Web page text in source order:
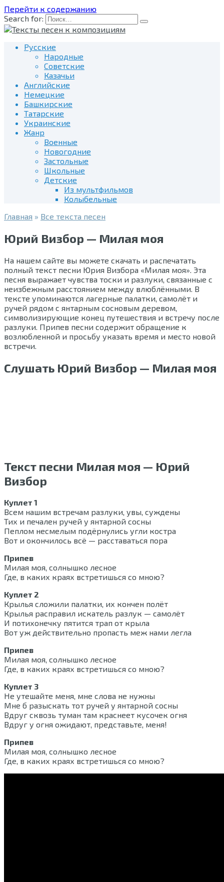
Перейти к содержанию
Search for:
Русские
Народные
Советские
Казачьи
Английские
Немецкие
Башкирские
Татарские
Украинские
Жанр
Военные
Новогодние
Застольные
Школьные
Детские
Из мультфильмов
Колыбельные
Главная » Все текста песен
Юрий Визбор — Милая моя
На нашем сайте вы можете скачать и распечатать
полный текст песни Юрия Визбора «Милая моя». Эта
песня выражает чувства тоски и разлуки, связанные с
неизбежным расстоянием между влюблёнными. В
тексте упоминаются лагерные палатки, самолёт и
ручей рядом с янтарным сосновым деревом,
символизирующие конец путешествия и встречу после
разлуки. Припев песни содержит обращение к
возлюбленной и просьбу указать время и место новой
встречи.
Слушать Юрий Визбор — Милая моя
Текст песни Милая моя — Юрий
Визбор
Куплет 1
Всем нашим встречам разлуки, увы, суждены
Тих и печален ручей у янтарной сосны
Пеплом несмелым подёрнулись угли костра
Вот и окончилось всё — расставаться пора
Припев
Милая моя, солнышко лесное
Где, в каких краях встретишься со мною?
Куплет 2
Крылья сложили палатки, их кончен полёт
Крылья расправил искатель разлук — самолёт
И потихонечку пятится трап от крыла
Вот уж действительно пропасть меж нами легла
Припев
Милая моя, солнышко лесное
Где, в каких краях встретишься со мною?
Куплет 3
Не утешайте меня, мне слова не нужны
Мне б разыскать тот ручей у янтарной сосны
Вдруг сквозь туман там краснеет кусочек огня
Вдруг у огня ожидают, представьте, меня!
Припев
Милая моя, солнышко лесное
Где, в каких краях встретишься со мною?